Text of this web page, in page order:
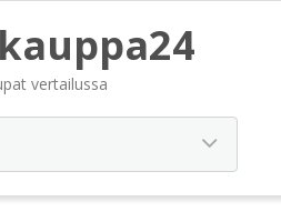
vertailussa